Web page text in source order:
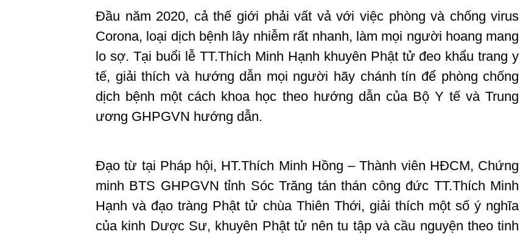
Đầu năm 2020, cả thế giới phải vất vả với việc phòng và chống virus
Corona, loại dịch bệnh lây nhiễm rất nhanh, làm mọi người hoang mang
lo sợ. Tại buổi lễ TT.Thích Minh Hạnh khuyên Phật tử đeo khẩu trang y
tế, giải thích và hướng dẫn mọi người hãy chánh tín để phòng chống
dịch bệnh một cách khoa học theo hướng dẫn của Bộ Y tế và Trung
ương GHPGVN hướng dẫn.
Đạo từ tại Pháp hội, HT.Thích Minh Hồng – Thành viên HĐCM, Chứng
minh BTS GHPGVN tỉnh Sóc Trăng tán thán công đức TT.Thích Minh
Hạnh và đạo tràng Phật tử chùa Thiên Thới, giải thích một số ý nghĩa
của kinh Dược Sư, khuyên Phật tử nên tu tập và cầu nguyện theo tinh